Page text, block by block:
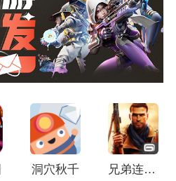
洞穴秋千 兄弟连3：战争之子